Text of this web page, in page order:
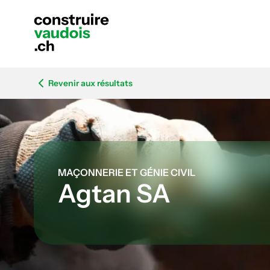
Revenir aux résultats
MAÇONNERIE ET GÉNIE CIVIL
Agtan SA